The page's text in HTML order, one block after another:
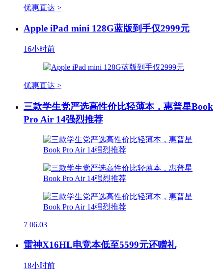
优惠直达 >
Apple iPad mini 128G蓝版到手仅2999元
16小时前
优惠直达 >
三款学生党严选高性价比轻薄本，惠普星Book
Pro Air 14强烈推荐
7 06.03
雷神X16HL电竞本低至5599元还赠礼
18小时前